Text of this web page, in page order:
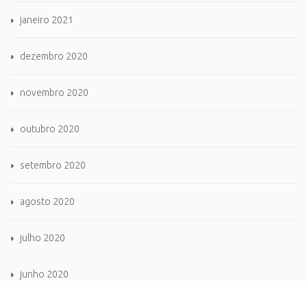
janeiro 2021
dezembro 2020
novembro 2020
outubro 2020
setembro 2020
agosto 2020
julho 2020
junho 2020